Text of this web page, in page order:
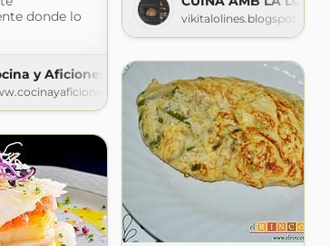
vikitalolines.blogspot.com
donde lo
y Aficiones